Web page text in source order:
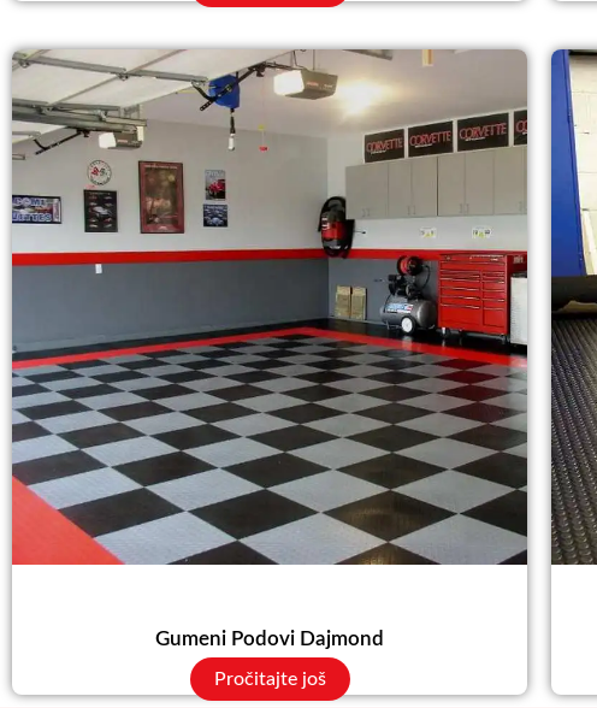
Gumeni Podovi Dajmond
Pročitajte još